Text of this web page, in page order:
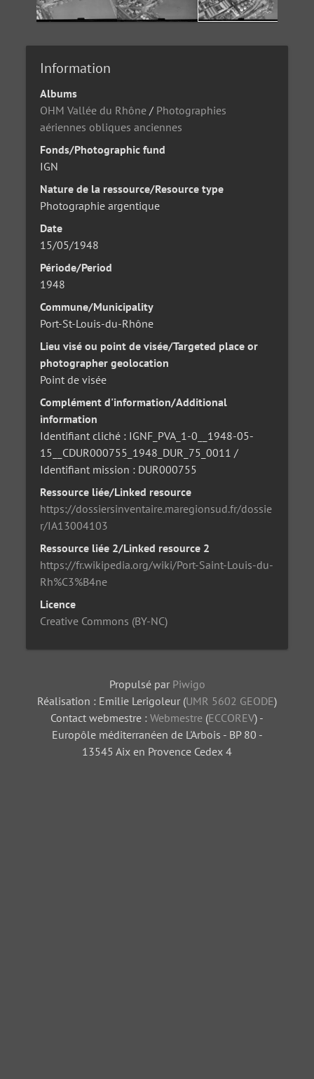
Information
Albums
OHM Vallée du Rhône / Photographies
aériennes obliques anciennes
Fonds/Photographic fund
IGN
Nature de la ressource/Resource type
Photographie argentique
Date
15/05/1948
Période/Period
1948
Commune/Municipality
Port-St-Louis-du-Rhône
Lieu visé ou point de visée/Targeted place or
photographer geolocation
Point de visée
Complément d'information/Additional
information
Identifiant cliché : IGNF_PVA_1-0__1948-05-
15__CDUR000755_1948_DUR_75_0011 /
Identifiant mission : DUR000755
Ressource liée/Linked resource
https://dossiersinventaire.maregionsud.fr/dossie
r/IA13004103
Ressource liée 2/Linked resource 2
https://fr.wikipedia.org/wiki/Port-Saint-Louis-du-
Rh%C3%B4ne
Licence
Creative Commons (BY-NC)
Propulsé par Piwigo
Réalisation : Emilie Lerigoleur (UMR 5602 GEODE)
Contact webmestre : Webmestre (ECCOREV) -
Europôle méditerranéen de L'Arbois - BP 80 -
13545 Aix en Provence Cedex 4